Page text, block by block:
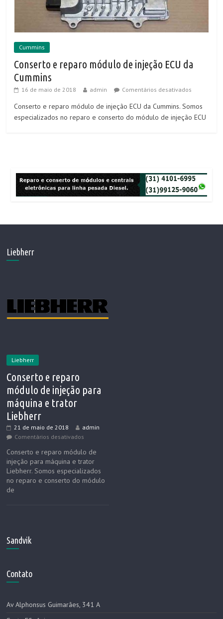
Cummins
Conserto e reparo módulo de injeção ECU da
Cummins
16 de maio de 2018 admin Comentários desativados
Conserto e reparo módulo de injeção ECU da Cummins. Somos
especializados no reparo e conserto do módulo de injeção ECU
Liebherr
Liebherr
Conserto e reparo
módulo de injeção para
máquina e trator
Liebherr
21 de maio de 2018
admin
Comentários desativados
Conserto e reparo módulo de
injeção para máquina e trator
Liebherr. Somos especializados
no reparo e conserto do módulo
de
Sandvik
Contato
Av Alphonsus Guimarães, 341 A